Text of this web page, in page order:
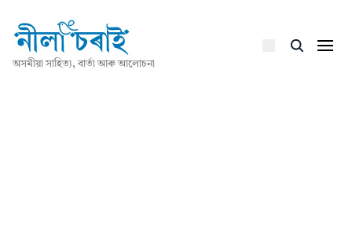
অসমীয়া সাহিত্য, বাৰ্তা আৰু আলোচনা